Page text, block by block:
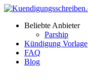
Beliebte Anbieter
Parship
Kündigung Vorlage
FAQ
Blog